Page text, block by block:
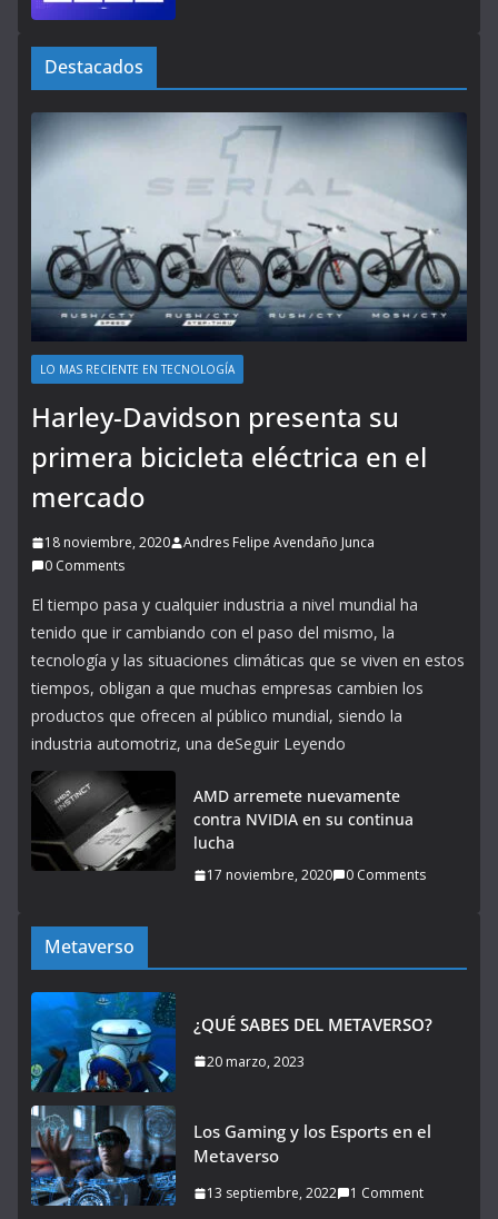
Destacados
LO MAS RECIENTE EN TECNOLOGÍA
Harley-Davidson presenta su
primera bicicleta eléctrica en el
mercado
18 noviembre, 2020
Andres Felipe Avendaño Junca
0 Comments
El tiempo pasa y cualquier industria a nivel mundial ha
tenido que ir cambiando con el paso del mismo, la
tecnología y las situaciones climáticas que se viven en estos
tiempos, obligan a que muchas empresas cambien los
productos que ofrecen al público mundial, siendo la
industria automotriz, una deSeguir Leyendo
AMD arremete nuevamente
contra NVIDIA en su continua
lucha
17 noviembre, 2020 0 Comments
Metaverso
¿QUÉ SABES DEL METAVERSO?
20 marzo, 2023
Los Gaming y los Esports en el
Metaverso
13 septiembre, 2022 1 Comment